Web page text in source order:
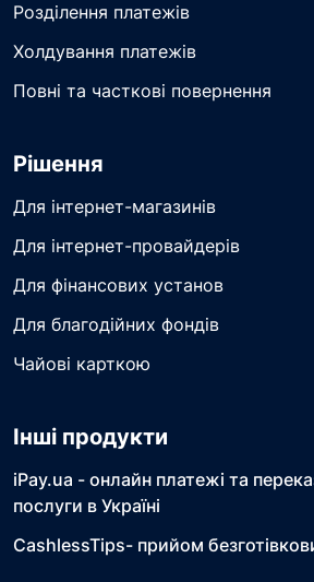
Розділення платежів
Холдування платежів
Повні та часткові повернення
Рішення
Для інтернет-магазинів
Для інтернет-провайдерів
Для фінансових установ
Для благодійних фондів
Чайові карткою
Інші продукти
iPay.ua - онлайн платежі та
послуги в Україні
CashlessTips- прийом